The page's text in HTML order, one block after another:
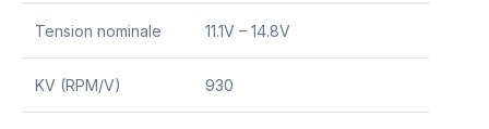
Tension nominale 11.1V – 14.8V
KV (RPM/V) 930